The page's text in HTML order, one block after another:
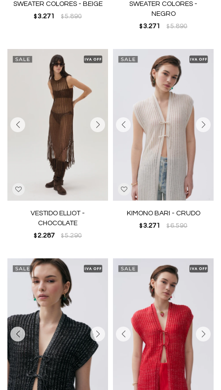
SWEATER COLORES - BEIGE
$ 3.271 $5.890
SWEATER COLORES -
NEGRO
$ 3.271 $5.890
VESTIDO ELLIOT -
CHOCOLATE
$ 2.287 $5.290
KIMONO BARI - CRUDO
$ 3.271 $6.590